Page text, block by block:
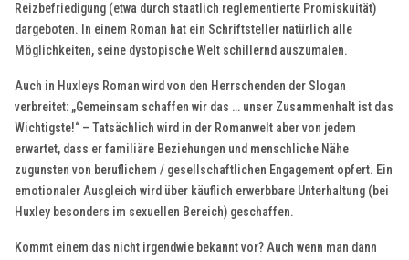
Reizbefriedigung (etwa durch staatlich reglementierte Promiskuität)
dargeboten. In einem Roman hat ein Schriftsteller natürlich alle
Möglichkeiten, seine dystopische Welt schillernd auszumalen.
Auch in Huxleys Roman wird von den Herrschenden der Slogan
verbreitet: „Gemeinsam schaffen wir das … unser Zusammenhalt ist das
Wichtigste!“ – Tatsächlich wird in der Romanwelt aber von jedem
erwartet, dass er familiäre Beziehungen und menschliche Nähe
zugunsten von beruflichem / gesellschaftlichen Engagement opfert. Ein
emotionaler Ausgleich wird über käuflich erwerbbare Unterhaltung (bei
Huxley besonders im sexuellen Bereich) geschaffen.
Kommt einem das nicht irgendwie bekannt vor? Auch wenn man dann